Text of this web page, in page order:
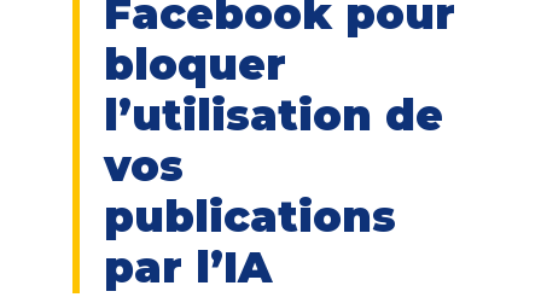
Facebook pour
bloquer
l’utilisation de
vos
publications
par l’IA